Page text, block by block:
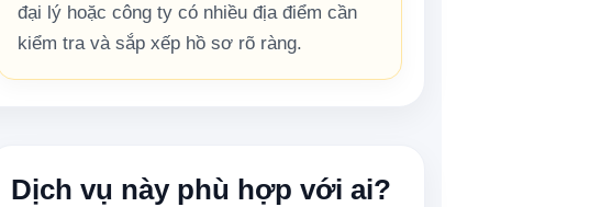
đại lý hoặc công ty có nhiều địa điểm cần
kiểm tra và sắp xếp hồ sơ rõ ràng.
Dịch vụ này phù hợp với ai?